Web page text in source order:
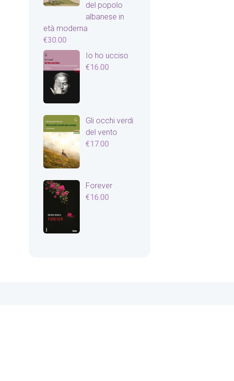
del popolo
albanese in
età moderna
€30.00
Io ho ucciso
€16.00
Gli occhi verdi
del vento
€17.00
Forever
€16.00